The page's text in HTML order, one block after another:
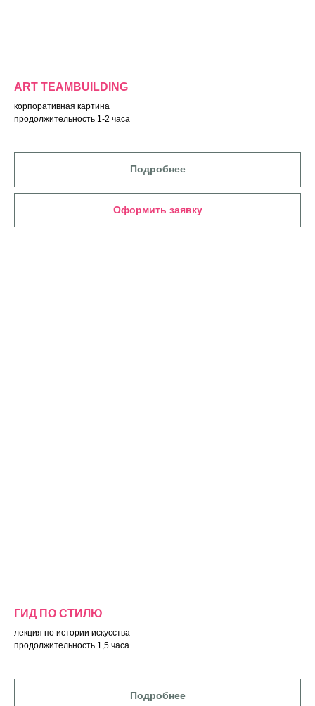
ART TEAMBUILDING
корпоративная картина
продолжительность 1-2 часа
Подробнее
Оформить заявку
ГИД ПО СТИЛЮ
лекция по истории искусства
продолжительность 1,5 часа
Подробнее